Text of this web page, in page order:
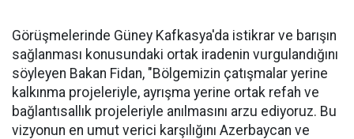
Görüşmelerinde Güney Kafkasya'da istikrar ve barışın
sağlanması konusundaki ortak iradenin vurgulandığını
söyleyen Bakan Fidan, "Bölgemizin çatışmalar yerine
kalkınma projeleriyle, ayrışma yerine ortak refah ve
bağlantısallık projeleriyle anılmasını arzu ediyoruz. Bu
vizyonun en umut verici karşılığını Azerbaycan ve